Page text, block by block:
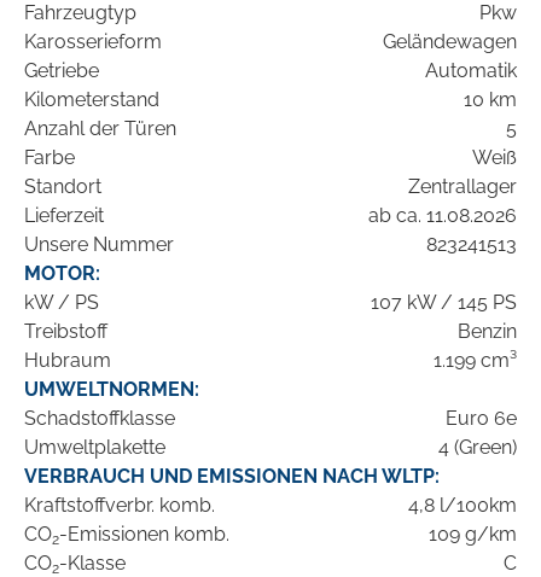
Fahrzeugtyp
Pkw
Karosserieform
Geländewagen
Getriebe
Automatik
Kilometerstand
10 km
Anzahl der Türen
5
Farbe
Weiß
Standort
Zentrallager
Lieferzeit
ab ca. 11.08.2026
Unsere Nummer
823241513
MOTOR:
kW / PS
107 kW / 145 PS
Treibstoff
Benzin
Hubraum
1.199 cm³
UMWELTNORMEN:
Schadstoffklasse
Euro 6e
Umweltplakette
4 (Green)
VERBRAUCH UND EMISSIONEN NACH WLTP:
Kraftstoffverbr. komb.
4,8 l/100km
CO2-Emissionen komb.
109 g/km
CO2-Klasse C